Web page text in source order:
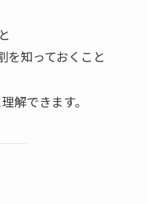
を知っておくこと
解できます。